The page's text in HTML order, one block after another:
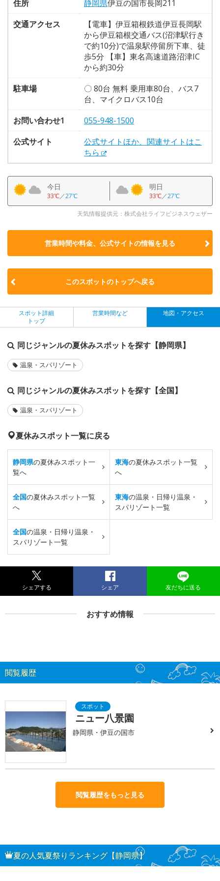
住所 静岡県伊豆の国市長岡211
交通アクセス
【電車】伊豆箱根鉄道伊豆長岡駅
から伊豆箱根交通バス(沼津駅行き
で約10分)で温泉駅停留所下車、徒
歩5分 【車】東名高速道路沼津IC
から約30分
駐車場
〇 80台 無料 乗用車80台、バス7
台、マイクロバス10台
お問い合わせ1
055-948-1500
公式サイト
公式サイトほか、関連サイトはこ
ちら
今日
33℃／27℃
明日
33℃／27℃
天気情報提供元：株式会社ライフビジネスウェザー
営業時間や料金、公式サイトの情報を見る
このスポットのトップへ戻る
スポット詳細
トップ
営業時間など 地図・アクセス
同じジャンルの夏休みスポットを探す【静岡県】
温泉・スパリゾート
同じジャンルの夏休みスポットを探す【全国】
温泉・スパリゾート
夏休みスポット一覧に戻る
静岡県の夏休みスポット一
覧へ
東海の夏休みスポット一覧
へ
全国の夏休みスポット一覧
へ
東海の温泉・日帰り温泉・
スパリゾート一覧
全国の温泉・日帰り温泉・
スパリゾート一覧
シェアする シェア 友だちに送る
おすすめ情報
閲覧履歴
ニュー八景園
静岡県・伊豆の国市
閲覧履歴をもっと見る
夏の人気夏祭りランキング【静岡県】